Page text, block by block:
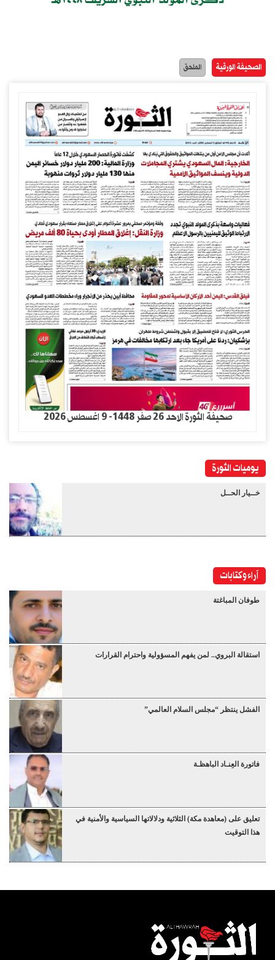
الصحيفة الورقية الملحق
صحيفة الثورة الاحد 26 صفر 1448- 9 اغسطس 2026
يوميات الثورة
خــيار الحــل
آراء وكتابات
طوفان المباغتة
استقالة البروي.. لمن يفهم المسؤولية واحترام القرارات
الفشل ينتظر “مجلس السلام العالمي”
فاتورة العِنـاد الباهظـة
تعليق على (معاهدة مكة) الثلاثية ودلالاتها السياسية والأمنية في
هذا التوقيت